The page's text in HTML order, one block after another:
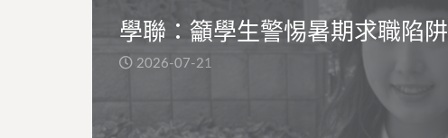
學聯：籲學生警惕暑期求職陷阱
2026-07-21